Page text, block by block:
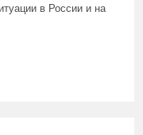
в России и на